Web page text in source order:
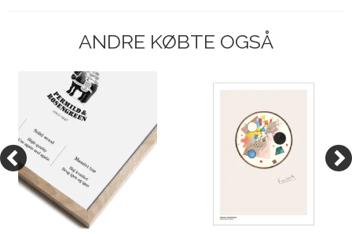
ANDRE KØBTE OGSÅ